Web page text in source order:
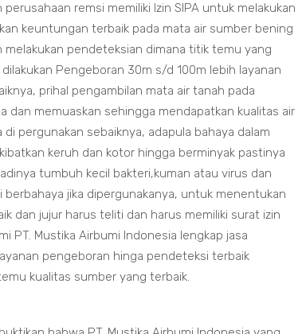
remsi memiliki Izin SIPA untuk melakukan
keuntungan terbaik pada mata air sumber bening
pendeteksian dimana titik temu yang
Pengeboran 30m s/d 100m lebih layanan
prihal pengambilan mata air tanah pada
dan memuaskan sehingga mendapatkan kualitas air
pergunakan sebaiknya, adapula bahaya dalam
keruh dan kotor hingga berminyak pastinya
tumbuh kecil bakteri,kuman atau virus dan
jika dipergunakanya, untuk menentukan
dan jujur harus teliti dan harus memiliki surat izin
PT. Mustika Airbumi Indonesia lengkap jasa
pengeboran hinga pendeteksi terbaik
kualitas sumber yang terbaik.